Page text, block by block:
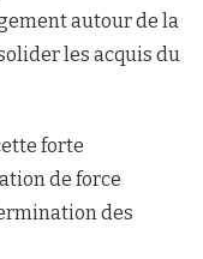
autour de la
les acquis du
forte
de force
des